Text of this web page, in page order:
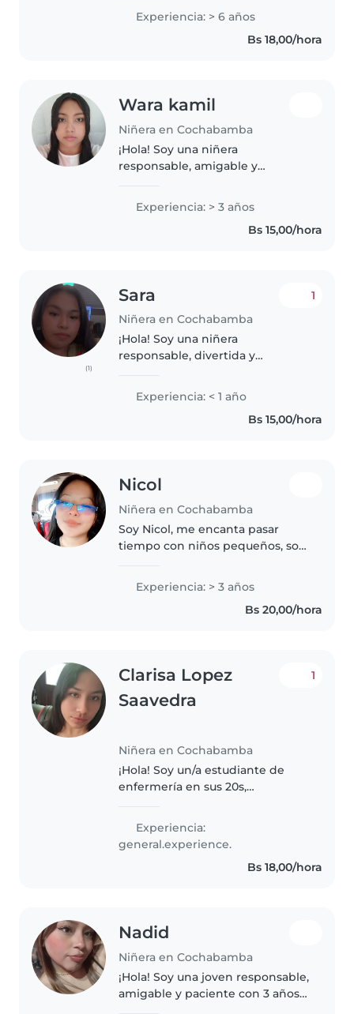
Bolivia 🇧🇴. Una de las cosas que
más me apasiona en la vida es
trabajar con niños 💕👶. Desde..
Experiencia: > 6 años
Bs 18,00/hora
Wara kamil
Niñera en Cochabamba
¡Hola! Soy una niñera
responsable, amigable y
niños pequeños. Me encanta
hacer manualidades, música y
Experiencia: > 3 años
Bs 15,00/hora
(1)
Sara
Niñera en Cochabamba
1
¡Hola! Soy una niñera
responsable, divertida y
hijos en edad preescolar y
escolar. Tengo formación en
parvularia y me encanta dibujar,
Experiencia: < 1 año
Bs 15,00/hora
Nicol
Niñera en Cochabamba
Soy Nicol, me encanta pasar
tiempo con niños pequeños, soy
que son seres muy especiales,
me gusta poder enseñarles
Experiencia: > 3 años
Bs 20,00/hora
Clarisa Lopez
Saavedra
Niñera en Cochabamba
1
¡Hola! Soy un/a estudiante de
enfermería en sus 20s,
adora trabajar con niños de todas
las edades. Me encanta leer
cuentos, hacer manualidades,
Experiencia:
general.experience.
Bs 18,00/hora
Nadid
Niñera en Cochabamba
¡Hola! Soy una joven responsable,
amigable y paciente con 3 años